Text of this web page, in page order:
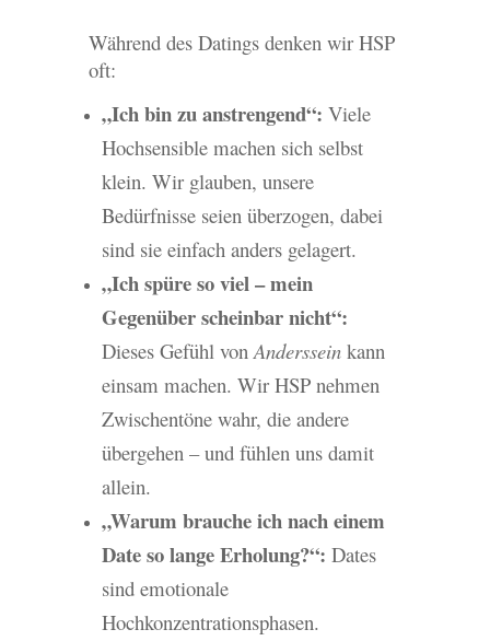
Während des Datings denken wir HSP
oft:
„Ich bin zu anstrengend“: Viele
Hochsensible machen sich selbst
klein. Wir glauben, unsere
Bedürfnisse seien überzogen, dabei
sind sie einfach anders gelagert.
„Ich spüre so viel – mein
Gegenüber scheinbar nicht“:
Dieses Gefühl vonAndersseinkann
einsam machen. Wir HSP nehmen
Zwischentöne wahr, die andere
übergehen – und fühlen uns damit
allein.
„Warum brauche ich nach einem
Date so lange Erholung?“: Dates
sind emotionale
Hochkonzentrationsphasen.